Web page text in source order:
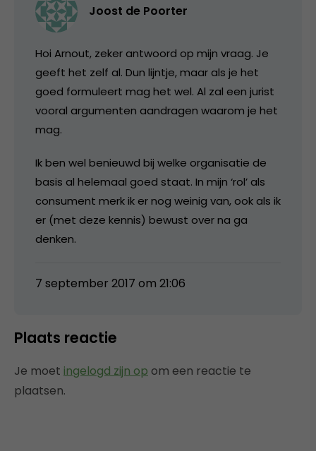
Joost de Poorter
Hoi Arnout, zeker antwoord op mijn vraag. Je
geeft het zelf al. Dun lijntje, maar als je het
goed formuleert mag het wel. Al zal een jurist
vooral argumenten aandragen waarom je het
mag.
Ik ben wel benieuwd bij welke organisatie de
basis al helemaal goed staat. In mijn ‘rol’ als
consument merk ik er nog weinig van, ook als ik
er (met deze kennis) bewust over na ga
denken.
7 september 2017 om 21:06
Plaats reactie
Je moet ingelogd zijn op om een reactie te
plaatsen.